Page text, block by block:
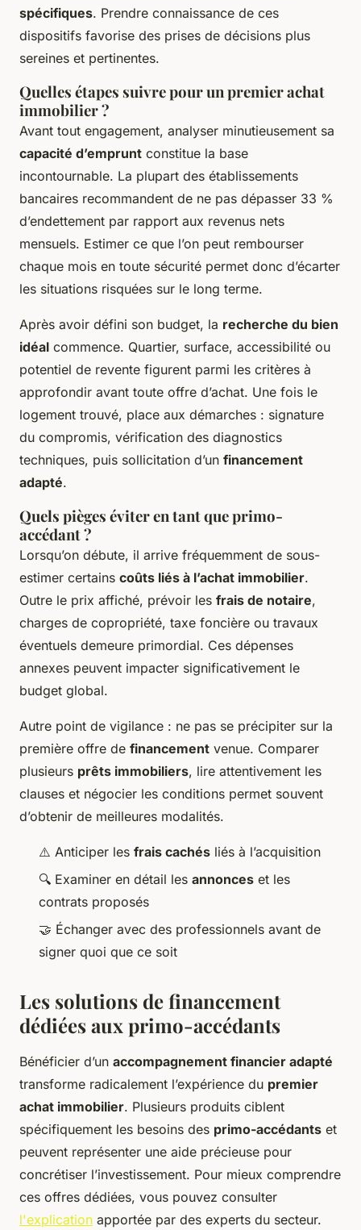
spécifiques. Prendre connaissance de ces
dispositifs favorise des prises de décisions plus
sereines et pertinentes.
Quelles étapes suivre pour un premier achat
immobilier ?
Avant tout engagement, analyser minutieusement sa
capacité d’emprunt constitue la base
incontournable. La plupart des établissements
bancaires recommandent de ne pas dépasser 33 %
d’endettement par rapport aux revenus nets
mensuels. Estimer ce que l’on peut rembourser
chaque mois en toute sécurité permet donc d’écarter
les situations risquées sur le long terme.
Après avoir défini son budget, la recherche du bien
idéal commence. Quartier, surface, accessibilité ou
potentiel de revente figurent parmi les critères à
approfondir avant toute offre d’achat. Une fois le
logement trouvé, place aux démarches : signature
du compromis, vérification des diagnostics
techniques, puis sollicitation d’un financement
adapté.
Quels pièges éviter en tant que primo-
accédant ?
Lorsqu’on débute, il arrive fréquemment de sous-
estimer certains coûts liés à l’achat immobilier.
Outre le prix affiché, prévoir les frais de notaire,
charges de copropriété, taxe foncière ou travaux
éventuels demeure primordial. Ces dépenses
annexes peuvent impacter significativement le
budget global.
Autre point de vigilance : ne pas se précipiter sur la
première offre de financement venue. Comparer
plusieurs prêts immobiliers, lire attentivement les
clauses et négocier les conditions permet souvent
d’obtenir de meilleures modalités.
⚠️ Anticiper les frais cachés liés à l’acquisition
🔍 Examiner en détail les annonces et les
contrats proposés
🤝 Échanger avec des professionnels avant de
signer quoi que ce soit
Les solutions de financement
dédiées aux primo-accédants
Bénéficier d’un accompagnement financier adapté
transforme radicalement l’expérience du premier
achat immobilier. Plusieurs produits ciblent
spécifiquement les besoins des primo-accédants et
peuvent représenter une aide précieuse pour
concrétiser l’investissement. Pour mieux comprendre
ces offres dédiées, vous pouvez consulter
l'explication apportée par des experts du secteur.